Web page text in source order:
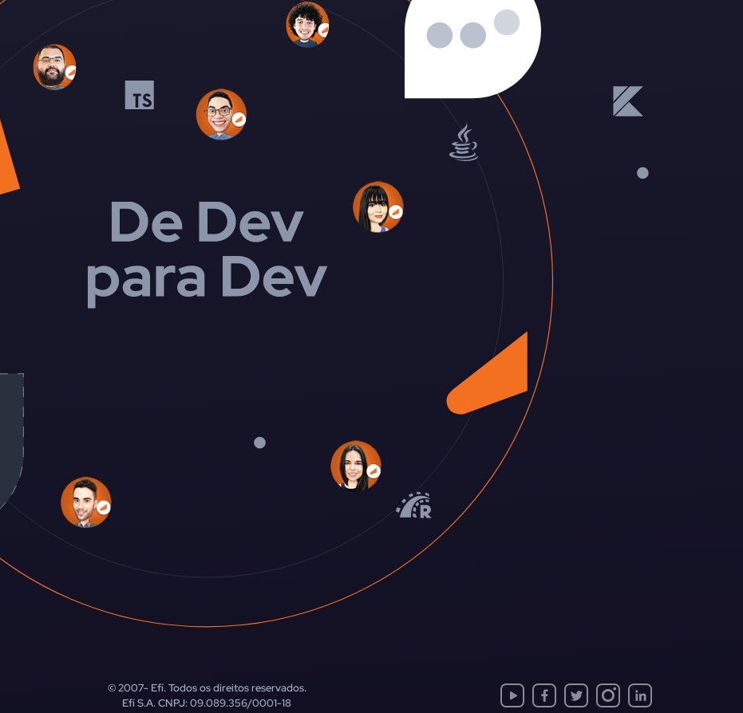
© 2007-Efí. Todos os direitos reservados.
Efí S.A. CNPJ: 09.089.356/0001-18